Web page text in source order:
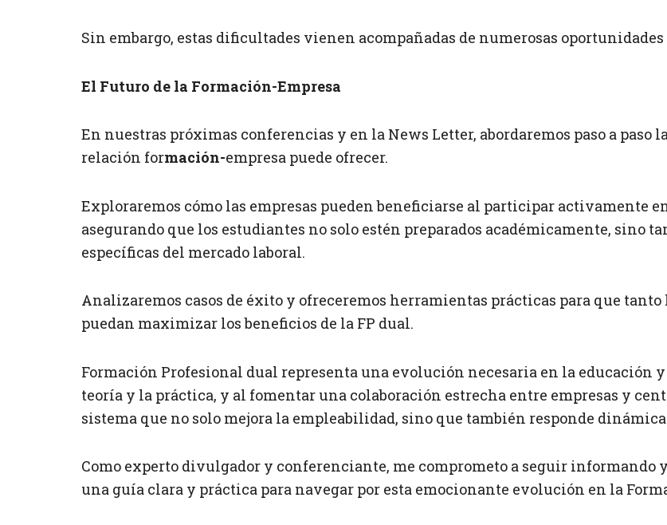
Sin embargo, estas dificultades vienen acompañadas de numerosas oportunidades
El Futuro de la Formación-Empresa
En nuestras próximas conferencias y en la News Letter, abordaremos paso a paso
relación formación-empresa puede ofrecer.
Exploraremos cómo las empresas pueden beneficiarse al participar activamente
asegurando que los estudiantes no solo estén preparados académicamente, sino
específicas del mercado laboral.
Analizaremos casos de éxito y ofreceremos herramientas prácticas para que
puedan maximizar los beneficios de la FP dual.
Formación Profesional dual representa una evolución necesaria en la educación
teoría y la práctica, y al fomentar una colaboración estrecha entre empresas y
sistema que no solo mejora la empleabilidad, sino que también responde
Como experto divulgador y conferenciante, me comprometo a seguir informando
una guía clara y práctica para navegar por esta emocionante evolución en la